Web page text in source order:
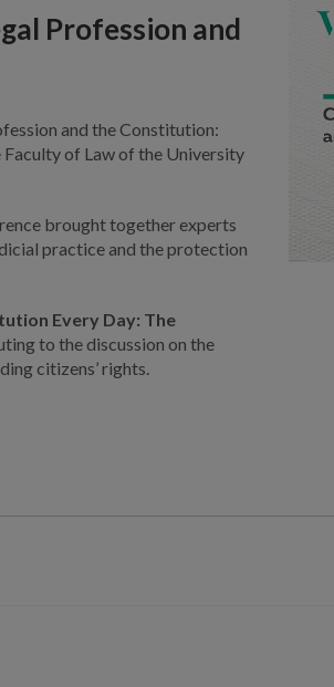
Profession and
and the Constitution:
Faculty of Law of the University
brought together experts
practice and the protection
Every Day: The
to the discussion on the
citizens’ rights.